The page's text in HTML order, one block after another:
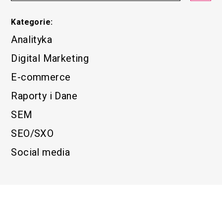
Kategorie:
Analityka
Digital Marketing
E-commerce
Raporty i Dane
SEM
SEO/SXO
Social media